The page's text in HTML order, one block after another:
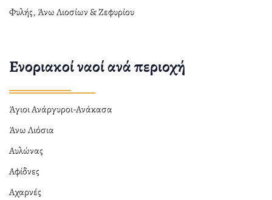
Φυλής, Άνω Λιοσίων & Ζεφυρίου
Ενοριακοί ναοί ανά περιοχή
Άγιοι Ανάργυροι-Ανάκασα
Άνω Λιόσια
Αυλώνας
Αφίδνες
Αχαρνές